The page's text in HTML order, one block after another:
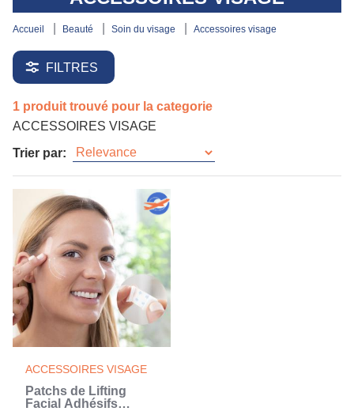
accueil beauté soin du visage accessoires visage
FILTRES
1 produit trouvé pour la categorie
ACCESSOIRES VISAGE
Trier par:
ACCESSOIRES VISAGE
Patchs de Lifting
Facial Adhésifs